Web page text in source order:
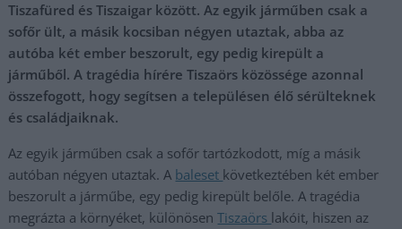
Tiszafüred és Tiszaigar között. Az egyik járműben csak a
sofőr ült, a másik kocsiban négyen utaztak, abba az
autóba két ember beszorult, egy pedig kirepült a
járműből. A tragédia hírére Tiszaörs közössége azonnal
összefogott, hogy segítsen a településen élő sérülteknek
és családjaiknak.
Az egyik járműben csak a sofőr tartózkodott, míg a másik
autóban négyen utaztak. A baleset következtében két ember
beszorult a járműbe, egy pedig kirepült belőle. A tragédia
megrázta a környéket, különösenTiszaörs lakóit, hiszen az